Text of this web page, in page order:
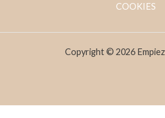
COOKIES
Copyright © 2026